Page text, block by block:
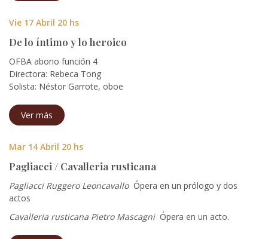
Vie 17 Abril 20 hs
De lo íntimo y lo heroico
OFBA abono función 4
Directora: Rebeca Tong
Solista: Néstor Garrote, oboe
Ver más
Mar 14 Abril 20 hs
Pagliacci / Cavalleria rusticana
Pagliacci Ruggero Leoncavallo Ópera en un prólogo y dos
actos
Cavalleria rusticana Pietro Mascagni Ópera en un acto.